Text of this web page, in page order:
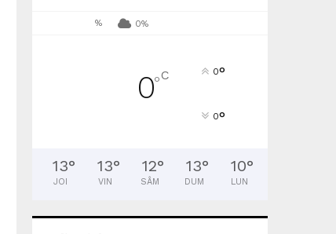
% 0%
0°C 0°
0°
13°
JOI
13°
VIN
12°
SÂM
13°
DUM
10°
LUN